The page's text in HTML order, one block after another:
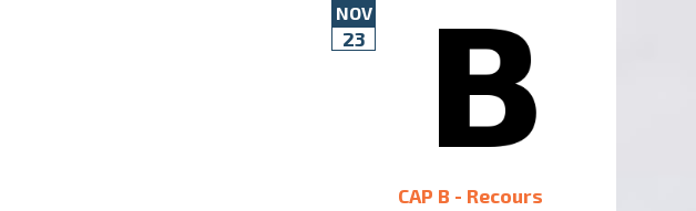
NOV
23
CAP B - Recours